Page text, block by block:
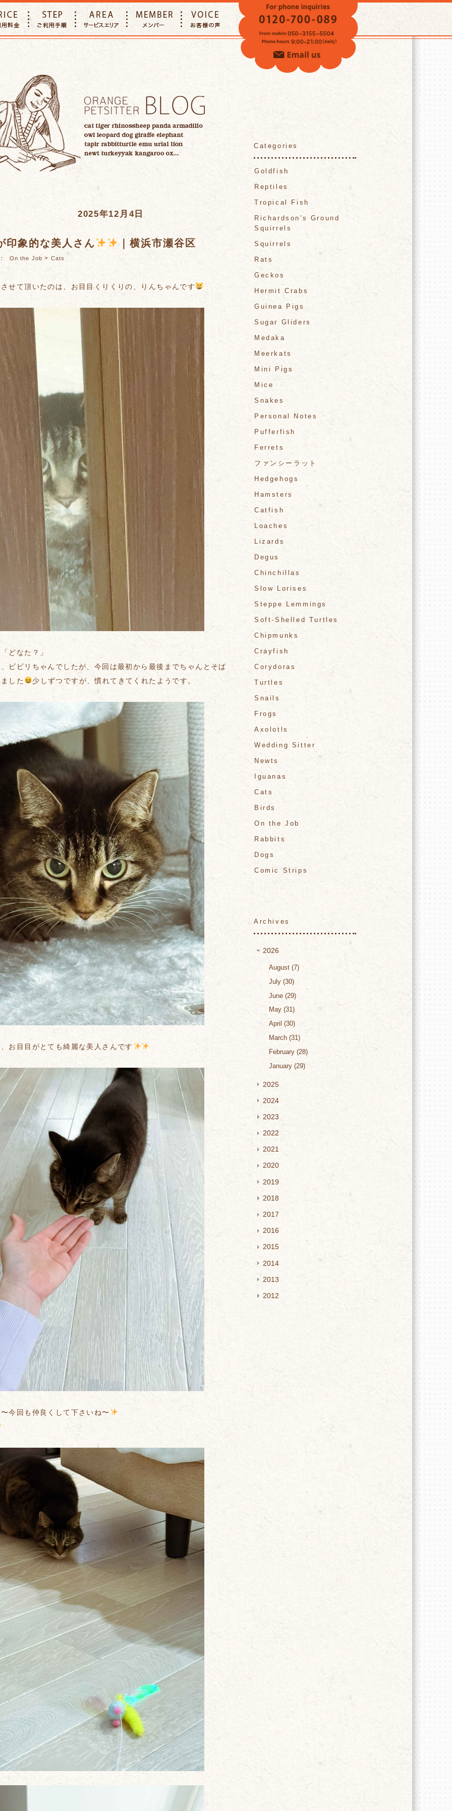
VOICE
2025年12月4日
印象的な美人さん ｜横浜市瀬谷区
On the Job > Cats
せて頂いたのは、お目目くりくりの、りんちゃんです
どなた？」
ビビリちゃんでしたが、今回は最初から最後までちゃんとそば
した
少しずつですが、慣れてきてくれたようです。
お目目がとても綺麗な美人さんです
今回も仲良くして下さいね〜
Categories
Goldfish
Reptiles
Tropical Fish
Richardson's Ground
Squirrels
Squirrels
Rats
Geckos
Hermit Crabs
Guinea Pigs
Sugar Gliders
Medaka
Meerkats
Mini Pigs
Mice
Snakes
Personal Notes
Pufferfish
Ferrets
ファンシーラット
Hedgehogs
Hamsters
Catfish
Loaches
Lizards
Degus
Chinchillas
Slow Lorises
Steppe Lemmings
Soft-Shelled Turtles
Chipmunks
Crayfish
Corydoras
Turtles
Snails
Frogs
Axolotls
Wedding Sitter
Newts
Iguanas
Cats
Birds
On the Job
Rabbits
Dogs
Comic Strips
Archives
2026
August 7
July 30
June 29
May 31
April
30
March 31
February 28
January 29
2025
2024
2023
2022
2021
2020
2019
2018
2017
2016
2015
2014
2013
2012